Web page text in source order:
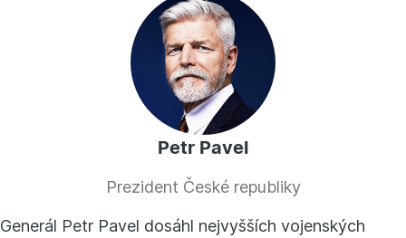
Petr Pavel
Prezident České republiky
Generál Petr Pavel dosáhl nejvyšších vojenských